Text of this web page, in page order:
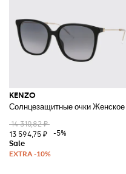
KENZO
Солнцезащитные очки Женское
14 310,82 ₽
13 594,75 ₽
-5%